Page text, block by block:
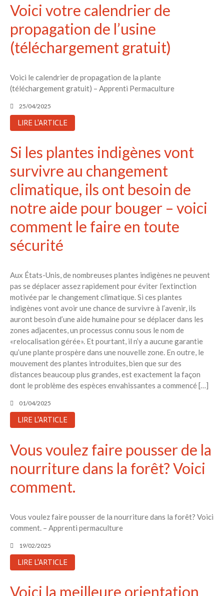
Voici votre calendrier de
propagation de l’usine
(téléchargement gratuit)
Voici le calendrier de propagation de la plante
(téléchargement gratuit) – Apprenti Permaculture
25/04/2025
LIRE L'ARTICLE
Si les plantes indigènes vont
survivre au changement
climatique, ils ont besoin de
notre aide pour bouger – voici
comment le faire en toute
sécurité
Aux États-Unis, de nombreuses plantes indigènes ne peuvent
pas se déplacer assez rapidement pour éviter l’extinction
motivée par le changement climatique. Si ces plantes
indigènes vont avoir une chance de survivre à l’avenir, ils
auront besoin d’une aide humaine pour se déplacer dans les
zones adjacentes, un processus connu sous le nom de
«relocalisation gérée». Et pourtant, il n’y a aucune garantie
qu’une plante prospère dans une nouvelle zone. En outre, le
mouvement des plantes introduites, bien que sur des
distances beaucoup plus grandes, est exactement la façon
dont le problème des espèces envahissantes a commencé […]
01/04/2025
LIRE L'ARTICLE
Vous voulez faire pousser de la
nourriture dans la forêt? Voici
comment.
Vous voulez faire pousser de la nourriture dans la forêt? Voici
comment. – Apprenti permaculture
19/02/2025
LIRE L'ARTICLE
Voici la meilleure orientation